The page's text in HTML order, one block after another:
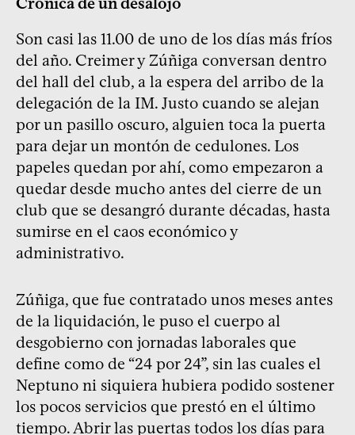
Son casi las 11.00 de uno de los días más fríos
del año. Creimer y Zúñiga conversan dentro
del hall del club, a la espera del arribo de la
delegación de la IM. Justo cuando se alejan
por un pasillo oscuro, alguien toca la puerta
para dejar un montón de cedulones. Los
papeles quedan por ahí, como empezaron a
quedar desde mucho antes del cierre de un
club que se desangró durante décadas, hasta
sumirse en el caos económico y
administrativo.
Zúñiga, que fue contratado unos meses antes
de la liquidación, le puso el cuerpo al
desgobierno con jornadas laborales que
define como de “24 por 24”, sin las cuales el
Neptuno ni siquiera hubiera podido sostener
los pocos servicios que prestó en el último
tiempo. Abrir las puertas todos los días para